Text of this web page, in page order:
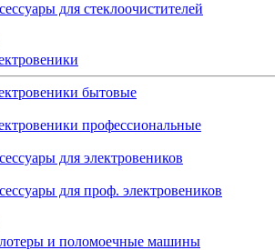
для стеклоочистителей
бытовые
профессиональные
для электровеников
для проф. электровеников
и поломоечные машины